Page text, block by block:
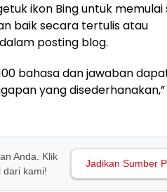
ikon Bing untuk memulai
baik secara tertulis atau
posting blog.
bahasa dan jawaban
yang disederhanakan,”
Anda. Klik
dari kami!
Jadikan Sumber